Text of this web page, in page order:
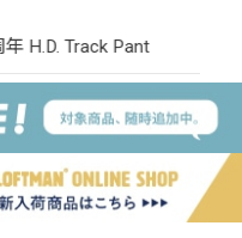
年 H.D. Track Pant